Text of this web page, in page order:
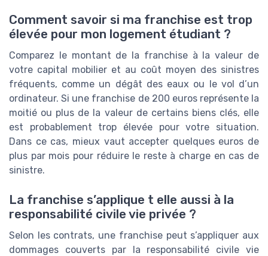
Comment savoir si ma franchise est trop
élevée pour mon logement étudiant ?
Comparez le montant de la franchise à la valeur de
votre capital mobilier et au coût moyen des sinistres
fréquents, comme un dégât des eaux ou le vol d’un
ordinateur. Si une franchise de 200 euros représente la
moitié ou plus de la valeur de certains biens clés, elle
est probablement trop élevée pour votre situation.
Dans ce cas, mieux vaut accepter quelques euros de
plus par mois pour réduire le reste à charge en cas de
sinistre.
La franchise s’applique t elle aussi à la
responsabilité civile vie privée ?
Selon les contrats, une franchise peut s’appliquer aux
dommages couverts par la responsabilité civile vie